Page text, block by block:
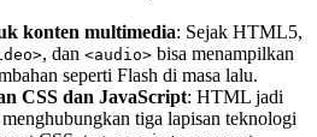
konten multimedia: Sejak HTML5,
, dan <audio> bisa menampilkan
seperti Flash di masa lalu.
CSS dan JavaScript: HTML jadi
tiga lapisan teknologi